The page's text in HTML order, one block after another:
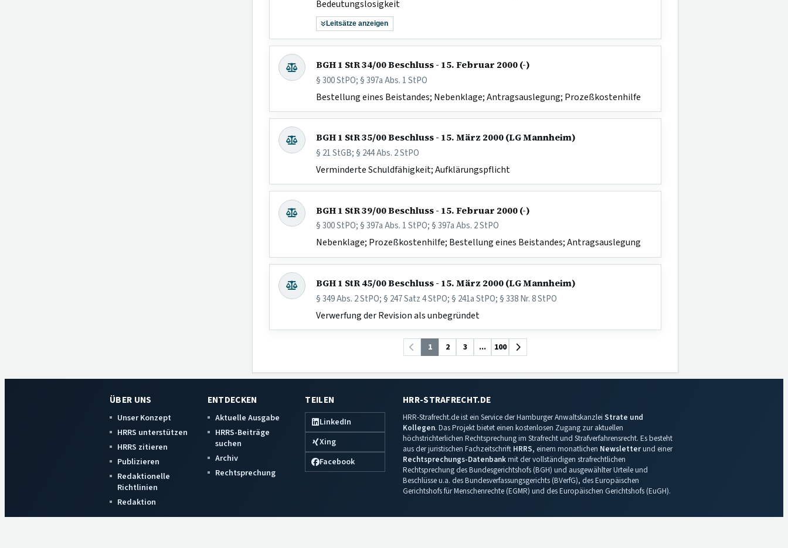
Bedeutungslosigkeit
Leitsätze anzeigen
BGH 1 StR 34/00 Beschluss - 15. Februar 2000 (-)
§ 300 StPO; § 397a Abs. 1 StPO
Bestellung eines Beistandes; Nebenklage; Antragsauslegung; Prozeßkostenhilfe
BGH 1 StR 35/00 Beschluss - 15. März 2000 (LG Mannheim)
§ 21 StGB; § 244 Abs. 2 StPO
Verminderte Schuldfähigkeit; Aufklärungspflicht
BGH 1 StR 39/00 Beschluss - 15. Februar 2000 (-)
§ 300 StPO; § 397a Abs. 1 StPO; § 397a Abs. 2 StPO
Nebenklage; Prozeßkostenhilfe; Bestellung eines Beistandes; Antragsauslegung
BGH 1 StR 45/00 Beschluss - 15. März 2000 (LG Mannheim)
§ 349 Abs. 2 StPO; § 247 Satz 4 StPO; § 241a StPO; § 338 Nr. 8 StPO
Verwerfung der Revision als unbegründet
1 2 3 ... 100
ÜBER UNS
Unser Konzept
HRRS unterstützen
HRRS zitieren
Publizieren
Redaktionelle
Richtlinien
Redaktion
ENTDECKEN
Aktuelle Ausgabe
HRRS-Beiträge
suchen
Archiv
Rechtsprechung
TEILEN
LinkedIn
Xing
Facebook
HRR-STRAFRECHT.DE
HRR-Strafrecht.de ist ein Service der Hamburger Anwaltskanzlei Strate und
Kollegen. Das Projekt bietet einen kostenlosen Zugang zur aktuellen
höchstrichterlichen Rechtsprechung im Strafrecht und Strafverfahrensrecht. Es besteht
aus der juristischen Fachzeitschrift HRRS, einem monatlichen Newsletterund einer
Rechtsprechungs-Datenbankmit der vollständigen strafrechtlichen
Rechtsprechung des Bundesgerichtshofs (BGH) und ausgewählter Urteile und
Beschlüsse u.a. des Bundesverfassungsgerichts (BVerfG), des Europäischen
Gerichtshofs für Menschenrechte (EGMR) und des Europäischen Gerichtshofs (EuGH).